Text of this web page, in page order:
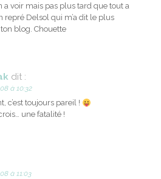
a voir mais pas plus tard que tout a
repré Delsol qui m’a dit le plus
blog. Chouette
dit :
à 10:32
c’est toujours pareil !
une fatalité !
à 11:03